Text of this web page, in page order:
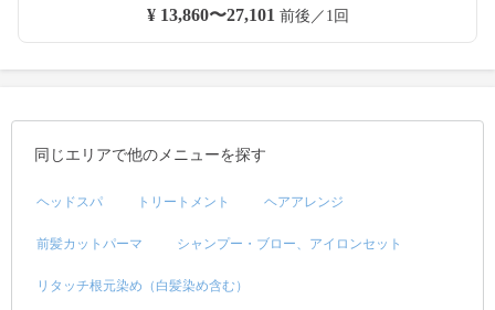
¥ 13,860〜27,101 前後／1回
同じエリアで他のメニューを探す
ヘッドスパ トリートメント ヘアアレンジ
前髪カットパーマ シャンプー・ブロー、アイロンセット
リタッチ根元染め（白髪染め含む）